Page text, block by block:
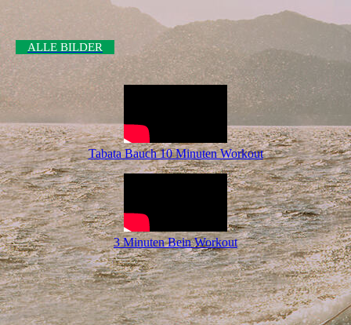
ALLE BILDER
Tabata Bauch 10 Minuten Workout
3 Minuten Bein Workout